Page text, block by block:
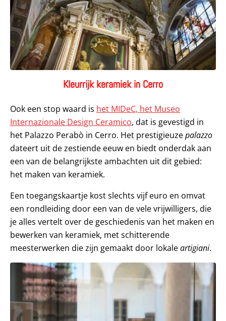
Kleurrijk keramiek in Cerro
Ook een stop waard is het MIDeC, het Museo
Internazionale Design Ceramico, dat is gevestigd in
het Palazzo Perabò in Cerro. Het prestigieuzepalazzo
dateert uit de zestiende eeuw en biedt onderdak aan
een van de belangrijkste ambachten uit dit gebied:
het maken van keramiek.
Een toegangskaartje kost slechts vijf euro en omvat
een rondleiding door een van de vele vrijwilligers, die
je alles vertelt over de geschiedenis van het maken en
bewerken van keramiek, met schitterende
meesterwerken die zijn gemaakt door lokaleartigiani.